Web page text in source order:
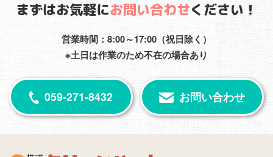
まずはお気軽にお問い合わせください！
営業時間：8:00～17:00（祝日除く）
※土日は作業のため不在の場合あり
059-271-8432 お問い合わせ